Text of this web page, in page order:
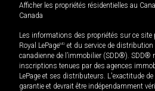
Afficher les propriétés résidentielles au
Canada
Les informations des propriétés sur ce
Royal LePageMD et du service de
canadienne de l’immobilier (SDD®). SDD®
inscriptions tenues par des agences
LePage et ses distributeurs. L'exactitude
garantie et devrait être indépendamment